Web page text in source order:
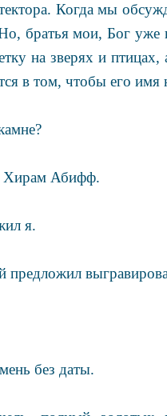
Когда мы
братья мои, Бог уже
на зверях и
в том, чтобы его имя
Хирам Абифф.
я.
без даты.